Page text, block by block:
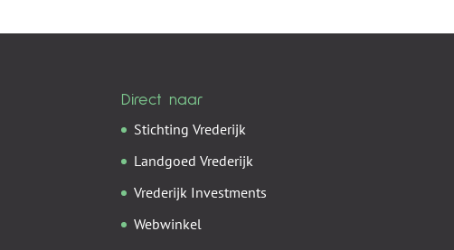
Direct naar
Stichting Vrederijk
Landgoed Vrederijk
Vrederijk Investments
Webwinkel